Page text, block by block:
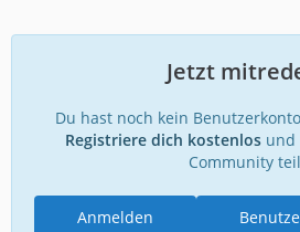
Jetzt
Du hast noch kein
Registriere dich kostenlos und
Community
Anmelden